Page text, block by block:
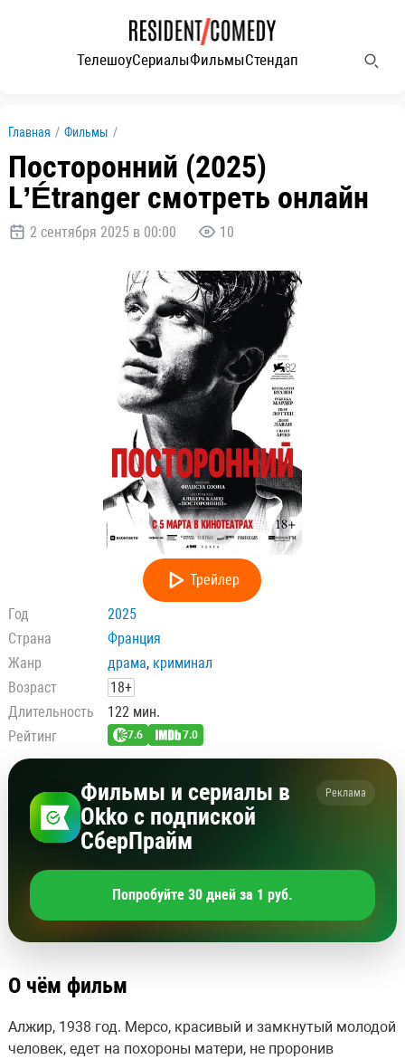
ТелешоуСериалыФильмыСтендап
Главная / Фильмы /
Посторонний (2025)
L’Étranger смотреть онлайн
2 сентября 2025 в 00:00 10
Трейлер
Год
2025
Страна
Франция
Жанр
драма, криминал
Возраст
18+
Длительность
122 мин.
Рейтинг
7.6 7.0
Фильмы и сериалы в
Okko с подпиской
СберПрайм
Реклама
Попробуйте 30 дней за 1 руб.
О чём фильм
Алжир, 1938 год. Мерсо, красивый и замкнутый молодой
человек, едет на похороны матери, не проронив